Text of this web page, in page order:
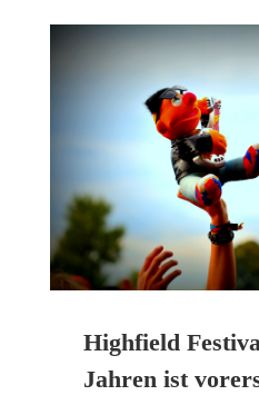
Highfield
Jahren ist